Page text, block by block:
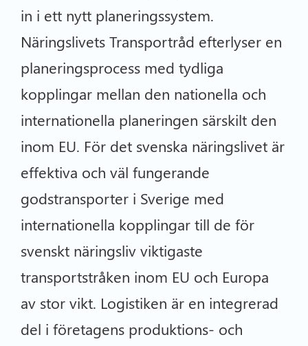
in i ett nytt planeringssystem.
Näringslivets Transportråd efterlyser en
planeringsprocess med tydliga
kopplingar mellan den nationella och
internationella planeringen särskilt den
inom EU. För det svenska näringslivet är
effektiva och väl fungerande
godstransporter i Sverige med
internationella kopplingar till de för
svenskt näringsliv viktigaste
transportstråken inom EU och Europa
av stor vikt. Logistiken är en integrerad
del i företagens produktions- och